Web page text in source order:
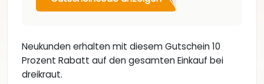
Neukunden erhalten mit diesem Gutschein 10
Prozent Rabatt auf den gesamten Einkauf bei
dreikraut.